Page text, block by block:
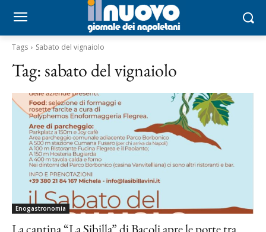
Tags Sabato del vignaiolo
Tag: sabato del vignaiolo
Enogastronomia
La cantina “La Sibilla” di Bacoli apre le porte tra